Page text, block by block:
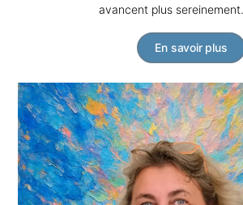
avancent plus sereinement.
En savoir plus